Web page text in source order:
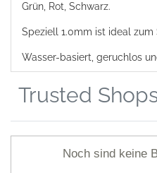
Grün, Rot, Schwarz.
Speziell 1.0mm ist ideal zum
Wasser-basiert, geruchlos
Trusted
Noch sind keine